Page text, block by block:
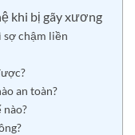
khi bị gãy xương
sợ chậm liền
an toàn?
nào?